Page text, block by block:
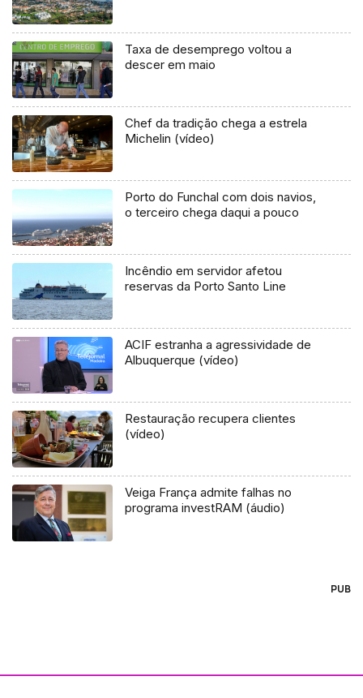
Taxa de desemprego voltou a
descer em maio
Chef da tradição chega a estrela
Michelin (vídeo)
Porto do Funchal com dois navios,
o terceiro chega daqui a pouco
Incêndio em servidor afetou
reservas da Porto Santo Line
ACIF estranha a agressividade de
Albuquerque (vídeo)
Restauração recupera clientes
(vídeo)
Veiga França admite falhas no
programa investRAM (áudio)
PUB